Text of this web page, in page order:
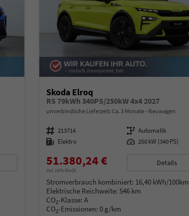
Skoda Elroq
RS 79kWh 340PS/250kW 4x4 2027
unverbindliche Lieferzeit: Ca. 3 Monate Neuwagen
Fahrzeugnummer 213714 Getriebe Automatik
Kraftstoff Elektro Leistung 250 kW (340 PS)
51.380,24 €
incl. 19% MwSt.
Details
Stromverbrauch kombiniert: 16,40 kWh/100km
Elektrische Reichweite: 546 km
CO2-Klasse: A
CO2-Emissionen:0 g/km